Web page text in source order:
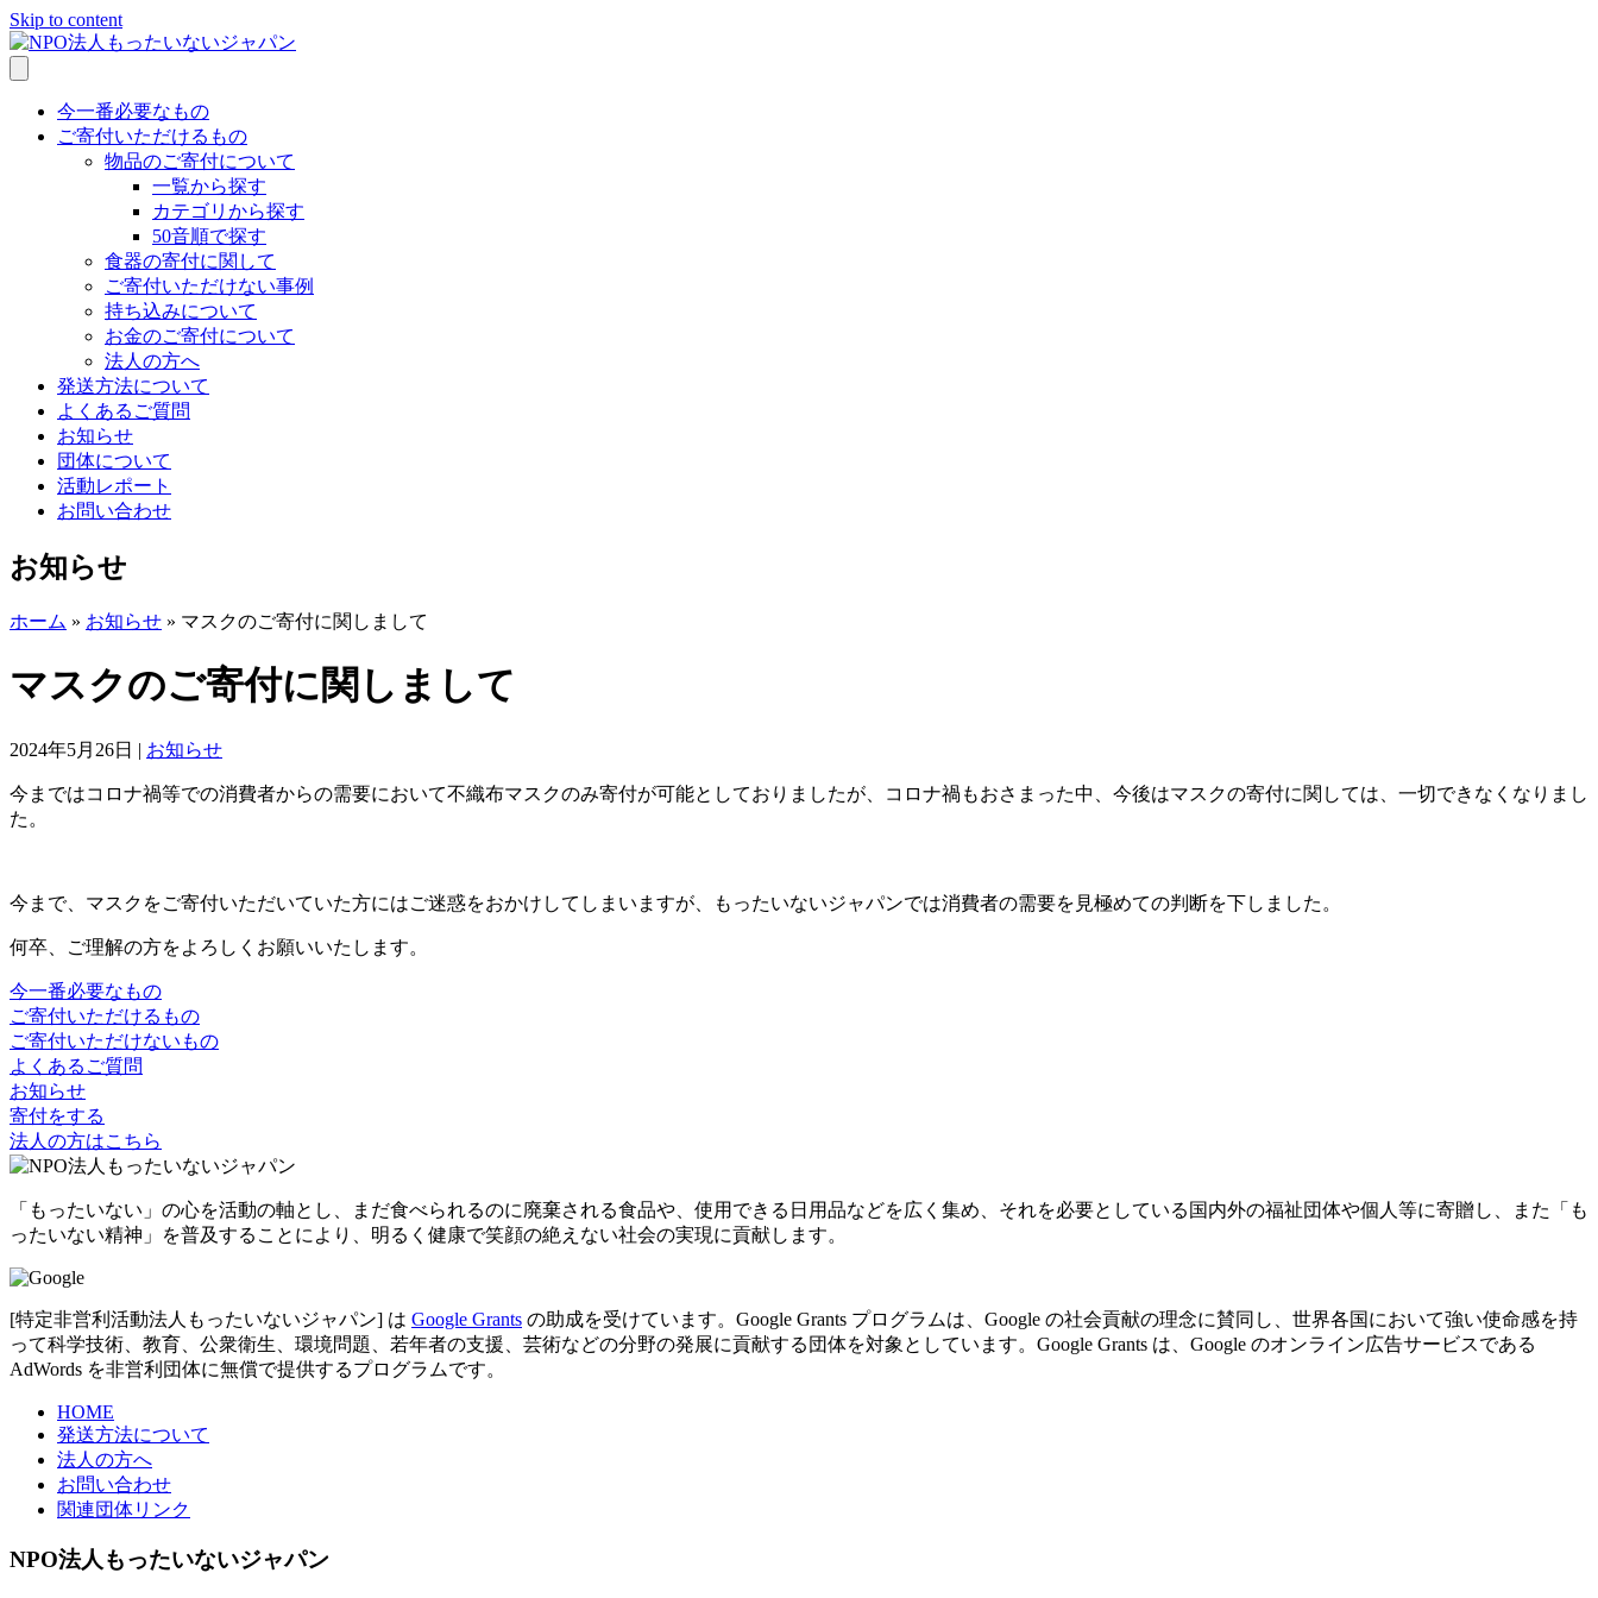
Skip to content
今一番必要なもの
ご寄付いただけるもの
物品のご寄付について
一覧から探す
カテゴリから探す
50音順で探す
食器の寄付に関して
ご寄付いただけない事例
持ち込みについて
お金のご寄付について
法人の方へ
発送方法について
よくあるご質問
お知らせ
団体について
活動レポート
お問い合わせ
お知らせ
ホーム » お知らせ » マスクのご寄付に関しまして
マスクのご寄付に関しまして
2024年5月26日 | お知らせ
今まではコロナ禍等での消費者からの需要において不織布マスクのみ寄付が可能としておりましたが、コロナ禍もおさまった中、今後はマスクの寄付に関しては、一切できなくなりまし
た。
今まで、マスクをご寄付いただいていた方にはご迷惑をおかけしてしまいますが、もったいないジャパンでは消費者の需要を見極めての判断を下しました。
何卒、ご理解の方をよろしくお願いいたします。
今一番必要なもの
ご寄付いただけるもの
ご寄付いただけないもの
よくあるご質問
お知らせ
寄付をする
法人の方はこちら
「もったいない」の心を活動の軸とし、まだ食べられるのに廃棄される食品や、使用できる日用品などを広く集め、それを必要としている国内外の福祉団体や個人等に寄贈し、また「も
ったいない精神」を普及することにより、明るく健康で笑顔の絶えない社会の実現に貢献します。
[特定非営利活動法人もったいないジャパン] は Google Grants の助成を受けています。Google Grants プログラムは、Google の社会貢献の理念に賛同し、世界各国において強い使命感を持
って科学技術、教育、公衆衛生、環境問題、若年者の支援、芸術などの分野の発展に貢献する団体を対象としています。Google Grants は、Google のオンライン広告サービスである
AdWords を非営利団体に無償で提供するプログラムです。
HOME
発送方法について
法人の方へ
お問い合わせ
関連団体リンク
NPO法人もったいないジャパン